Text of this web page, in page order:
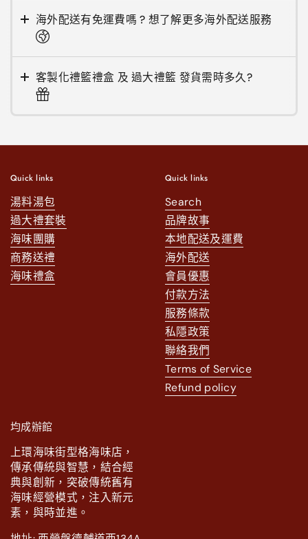
海外配送有免運費嗎 ? 想了解更多海外配送服務
客製化禮籃禮盒 及 過大禮籃 發貨需時多久?
Quick links
湯料湯包
過大禮套裝
海味團購
商務送禮
海味禮盒
Quick links
Search
品牌故事
本地配送及運費
海外配送
會員優惠
付款方法
服務條款
私隱政策
聯絡我們
Terms of Service
Refund policy
均成辦館
上環海味街型格海味店，
傳承傳統與智慧，結合經
典與創新，突破傳統舊有
海味經營模式，注入新元
素，與時並進。